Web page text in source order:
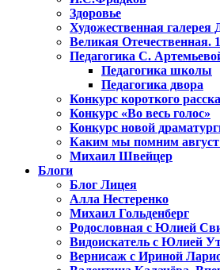
Здоровье
Художественная
Великая Отечественная.
Педагогика С.
Педагогика школы
Педагогика двора
Конкурс короткого
Конкурс «Во весь голос»
Конкурс новой
Каким мы помним
Михаил Швейцер
Блоги
Блог Лицея
Алла Нестеренко
Михаил Гольденберг
Родословная с Юлией
Видоискатель с Юлией
Вернисаж с Ириной